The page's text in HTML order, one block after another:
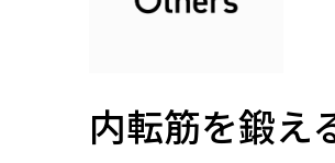
内転筋を鍛え